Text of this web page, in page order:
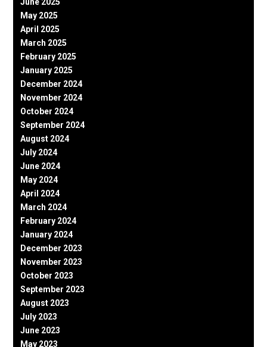
May 2025
April 2025
March 2025
February 2025
January 2025
December 2024
November 2024
October 2024
September 2024
August 2024
July 2024
June 2024
May 2024
April 2024
March 2024
February 2024
January 2024
December 2023
November 2023
October 2023
September 2023
August 2023
July 2023
June 2023
May 2023